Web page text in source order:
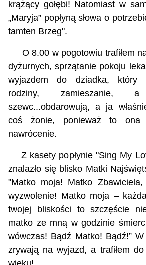
krążący gołębi! Natomiast w
„Maryja” popłyną słowa o
tamten Brzeg".
O 8.00 w pogotowiu trafiłem
dyżurnych, sprzątanie pokoju
wyjazdem do dziadka, który
rodziny,
szewc...obdarowują, a ja
coś żonie, ponieważ to ona
nawrócenie.
Z kasety popłynie "Sing My
znalazło się blisko Matki
"Matko moja! Matko
wyzwolenie! Matko moja –
twojej bliskości to szczęście
matko ze mną w godzinie
wówczas! Bądź Matko! Bądź!”
zrywają na wyjazd, a trafiłem